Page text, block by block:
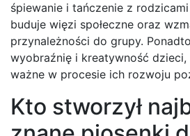
śpiewanie i tańczenie z
buduje więzi społeczne oraz
przynależności do grupy.
wyobraźnię i kreatywność
ważne w procesie ich rozwoju
Kto stworzył